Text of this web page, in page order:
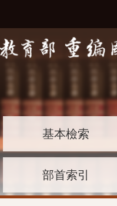
基本檢索
部首索引